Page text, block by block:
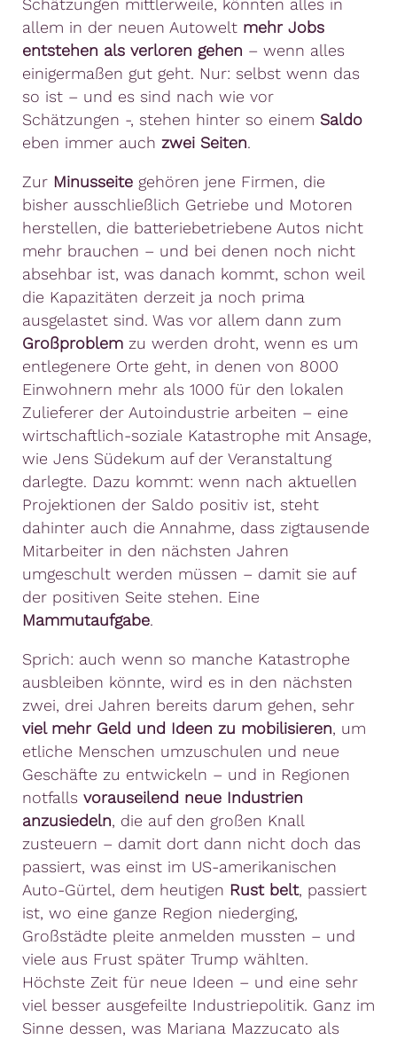
Schätzungen mittlerweile, könnten alles in
allem in der neuen Autowelt mehr Jobs
entstehen als verloren gehen – wenn alles
einigermaßen gut geht. Nur: selbst wenn das
so ist – und es sind nach wie vor
Schätzungen -, stehen hinter so einem Saldo
eben immer auch zwei Seiten.
Zur Minusseite gehören jene Firmen, die
bisher ausschließlich Getriebe und Motoren
herstellen, die batteriebetriebene Autos nicht
mehr brauchen – und bei denen noch nicht
absehbar ist, was danach kommt, schon weil
die Kapazitäten derzeit ja noch prima
ausgelastet sind. Was vor allem dann zum
Großproblem zu werden droht, wenn es um
entlegenere Orte geht, in denen von 8000
Einwohnern mehr als 1000 für den lokalen
Zulieferer der Autoindustrie arbeiten – eine
wirtschaftlich-soziale Katastrophe mit Ansage,
wie Jens Südekum auf der Veranstaltung
darlegte. Dazu kommt: wenn nach aktuellen
Projektionen der Saldo positiv ist, steht
dahinter auch die Annahme, dass zigtausende
Mitarbeiter in den nächsten Jahren
umgeschult werden müssen – damit sie auf
der positiven Seite stehen. Eine
Mammutaufgabe.
Sprich: auch wenn so manche Katastrophe
ausbleiben könnte, wird es in den nächsten
zwei, drei Jahren bereits darum gehen, sehr
viel mehr Geld und Ideen zu mobilisieren, um
etliche Menschen umzuschulen und neue
Geschäfte zu entwickeln – und in Regionen
notfalls vorauseilend neue Industrien
anzusiedeln, die auf den großen Knall
zusteuern – damit dort dann nicht doch das
passiert, was einst im US-amerikanischen
Auto-Gürtel, dem heutigen Rust belt, passiert
ist, wo eine ganze Region niederging,
Großstädte pleite anmelden mussten – und
viele aus Frust später Trump wählten.
Höchste Zeit für neue Ideen – und eine sehr
viel besser ausgefeilte Industriepolitik. Ganz im
Sinne dessen, was Mariana Mazzucato als